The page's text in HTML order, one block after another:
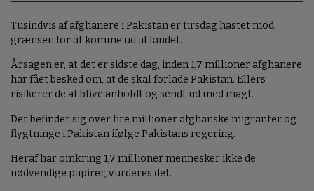
Tusindvis af afghanere i Pakistan er tirsdag hastet mod
grænsen for at komme ud af landet.
Årsagen er, at det er sidste dag, inden 1,7 millioner afghanere
har fået besked om, at de skal forlade Pakistan. Ellers
risikerer de at blive anholdt og sendt ud med magt.
Der befinder sig over fire millioner afghanske migranter og
flygtninge i Pakistan ifølge Pakistans regering.
Heraf har omkring 1,7 millioner mennesker ikke de
nødvendige papirer, vurderes det.